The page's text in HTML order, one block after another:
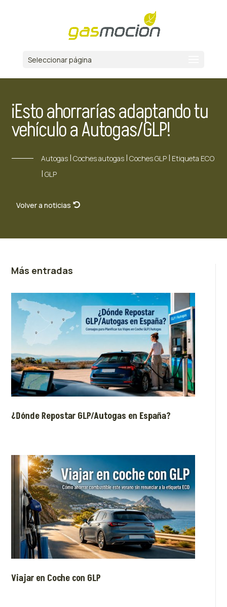
Seleccionar página
¡Esto ahorrarías adaptando tu
vehículo a Autogas/GLP!
Autogas| Coches autogas| Coches GLP| Etiqueta ECO
| GLP
Volver a noticias
Más entradas
¿Dónde Repostar GLP/Autogas en España?
Viajar en Coche con GLP